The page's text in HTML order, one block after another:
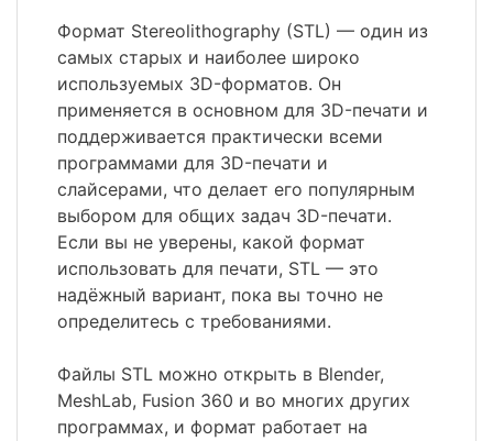
Формат Stereolithography (STL) — один из
самых старых и наиболее широко
используемых 3D-форматов. Он
применяется в основном для 3D-печати и
поддерживается практически всеми
программами для 3D-печати и
слайсерами, что делает его популярным
выбором для общих задач 3D-печати.
Если вы не уверены, какой формат
использовать для печати, STL — это
надёжный вариант, пока вы точно не
определитесь с требованиями.
Файлы STL можно открыть в Blender,
MeshLab, Fusion 360 и во многих других
программах, и формат работает на